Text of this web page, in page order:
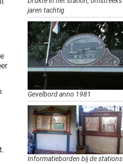
jaren tachtig
Gevelbord anno 1981
Informatieborden bij de stations